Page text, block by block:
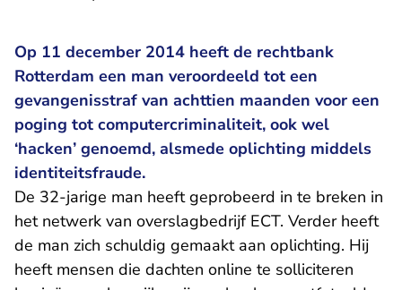
Op 11 december 2014 heeft de rechtbank
Rotterdam een man veroordeeld tot een
gevangenisstraf van achttien maanden voor een
poging tot computercriminaliteit, ook wel
‘hacken’ genoemd, alsmede oplichting middels
identiteitsfraude.
De 32-jarige man heeft geprobeerd in te breken in
het netwerk van overslagbedrijf ECT. Verder heeft
de man zich schuldig gemaakt aan oplichting. Hij
heeft mensen die dachten online te solliciteren